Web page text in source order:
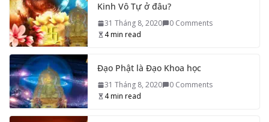
Kinh Vô Tự ở đâu?
31 Tháng 8, 2020
0 Comments
4 min read
Đạo Phật là Đạo Khoa học
31 Tháng 8, 2020
0 Comments
4 min read